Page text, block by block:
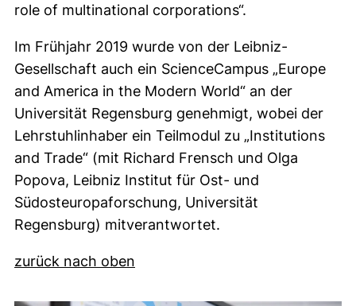
role of multinational corporations“.
Im Frühjahr 2019 wurde von der Leibniz-
Gesellschaft auch ein ScienceCampus „Europe
and America in the Modern World“ an der
Universität Regensburg genehmigt, wobei der
Lehrstuhlinhaber ein Teilmodul zu „Institutions
and Trade“ (mit Richard Frensch und Olga
Popova, Leibniz Institut für Ost- und
Südosteuropaforschung, Universität
Regensburg) mitverantwortet.
zurück nach oben